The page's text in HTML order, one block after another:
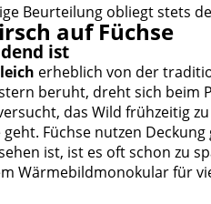
Beurteilung obliegt stets
auf Füchse
ist
erheblich von der
beruht, dreht sich beim
das Wild frühzeitig
Füchse nutzen
ist, ist es oft schon zu
Wärmebildmonokular für